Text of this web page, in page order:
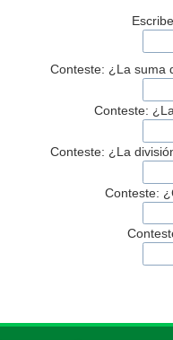
Conteste: ¿La suma
Conteste:
Conteste: ¿La
Conteste: